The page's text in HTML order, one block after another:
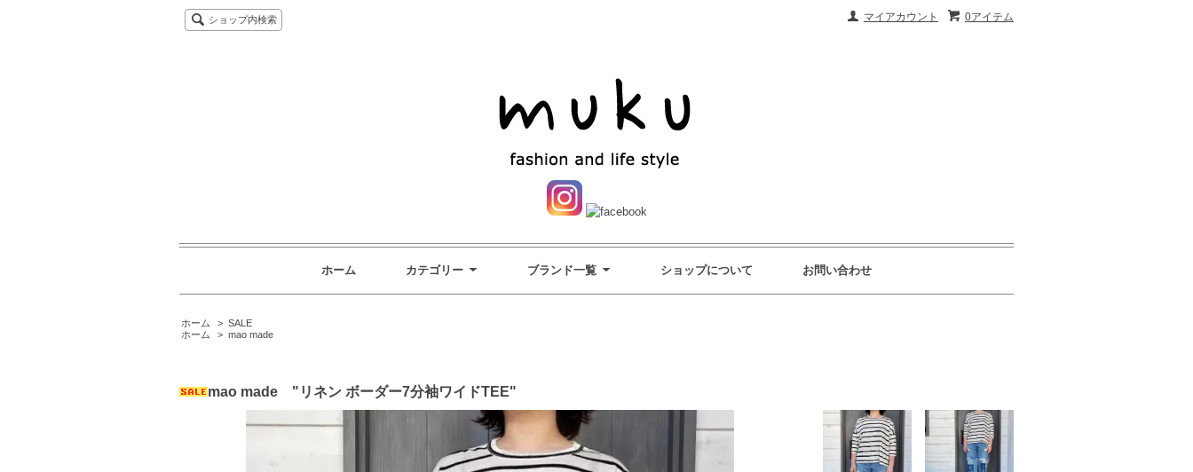
0アイテム
マイアカウント
ショップ内検索
ホーム カテゴリー ブランド一覧 ショップについて お問い合わせ
ホーム > SALE
ホーム
> mao made
mao made "リネン ボーダー7分袖ワイドTEE"